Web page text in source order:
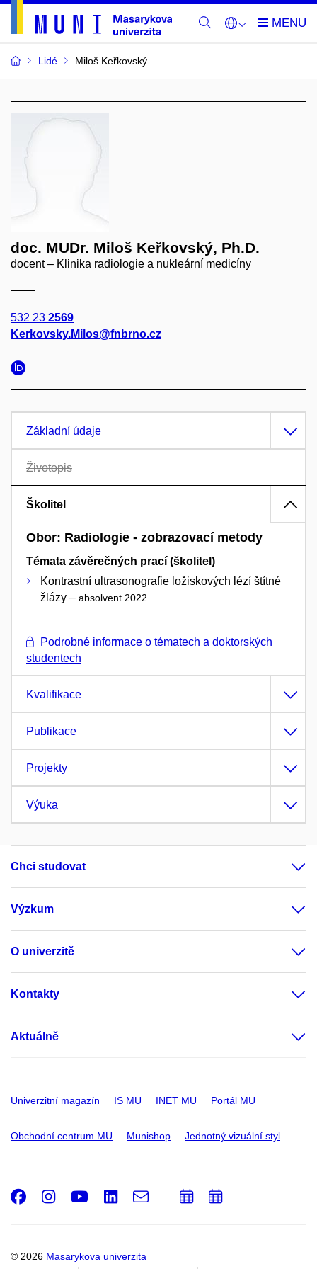
Lidé Miloš Keřkovský
doc. MUDr. Miloš Keřkovský, Ph.D.
docent – Klinika radiologie a nukleární medicíny
532 23 2569
Kerkovsky.Milos@fnbrno.cz
Základní údaje
Životopis
Školitel
Obor: Radiologie - zobrazovací metody
Témata závěrečných prací (školitel)
Kontrastní ultrasonografie ložiskových lézí štítné
žlázy – absolvent 2022
Podrobné informace o tématech a doktorských
studentech
Kvalifikace
Publikace
Projekty
Výuka
Chci studovat
Výzkum
O univerzitě
Kontakty
Aktuálně
Univerzitní magazín IS MU INET MU Portál MU
Obchodní centrum MU Munishop Jednotný vizuální styl
© 2026 Masarykova univerzita
Facebook
Instagram
Youtube
LinkedIn
e-
PřidatPřidat